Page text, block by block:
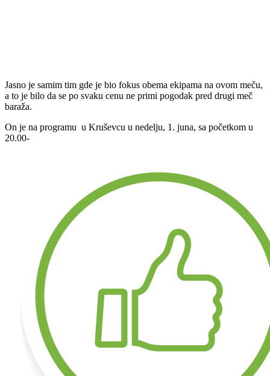
Jasno je samim tim gde je bio fokus obema ekipama na ovom meču,
a to je bilo da se po svaku cenu ne primi pogodak pred drugi meč
baraža.
On je na programu u Kruševcu u nedelju, 1. juna, sa početkom u
20.00-